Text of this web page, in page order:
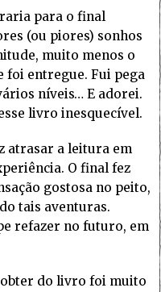
para o final
(ou piores) sonhos
muito menos o
foi entregue. Fui pega
níveis… E adorei.
livro inesquecível.
atrasar a leitura em
O final fez
gostosa no peito,
tais aventuras.
refazer no futuro, em
obter do livro foi muito